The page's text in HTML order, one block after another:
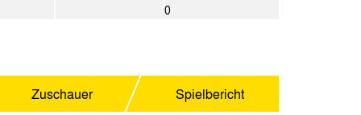
0
Zuschauer Spielbericht